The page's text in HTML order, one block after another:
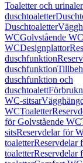
Toaletter och urinaler
duschtoaletter
Duschtoaletter
WCGolvstående WC
WCDesignplattor
duschfunktion
duschfunktion
duschfunktion och
duschtoalett
WC-sitsar
WCToaletter
för Golvstående WC
sitsReservdelar för
toaletterReservdelar
toaletterReservdelar